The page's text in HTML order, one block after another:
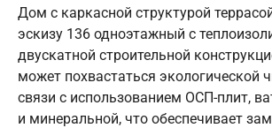
Дом с каркасной структурой
эскизу 136 одноэтажный с
двускатной строительной
может похвастаться экологической
связи с использованием ОСП-плит,
и минеральной, что обеспечивает